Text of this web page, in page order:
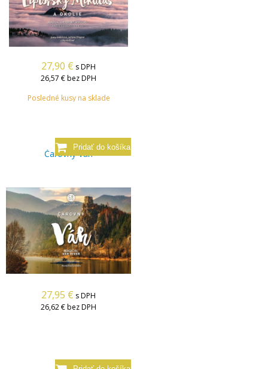
27,90 € s DPH
26,57 €bez DPH
Posledné kusy na sklade
Čarovný Váh
27,95 € s DPH
26,62 €bez DPH